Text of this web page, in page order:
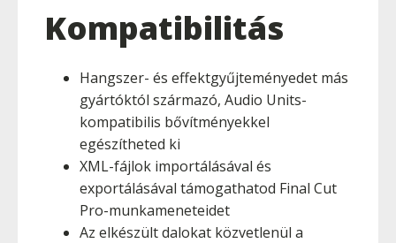
Kompatibilitás
Hangszer- és effektgyűjteményedet más
gyártóktól származó, Audio Units-
kompatibilis bővítményekkel
egészítheted ki
XML-fájlok importálásával és
exportálásával támogathatod Final Cut
Pro-munkameneteidet
Az elkészült dalokat közvetlenül a